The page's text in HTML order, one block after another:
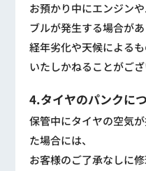
お預かり中にエンジン
ブルが発生する場合があ
経年劣化や天候による
いたしかねることがござ
4.タイヤのパンクに
保管中にタイヤの空気
た場合には、
お客様のご了承なしに